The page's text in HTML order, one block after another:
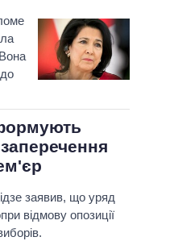
заявив, що уряд
відмову опозиції